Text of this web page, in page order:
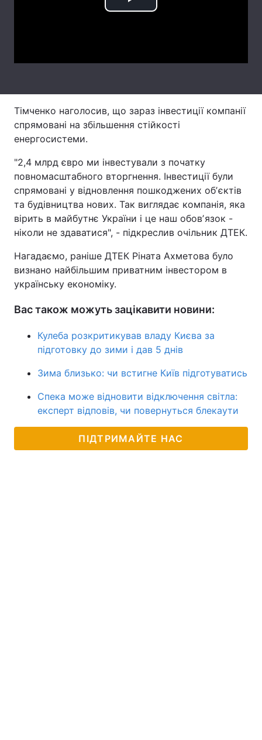
Статті
Послуги
Тема оформлення
Play
Тімченко наголосив, що зараз інвестиції компанії
спрямовані на збільшення стійкості
енергосистеми.
"2,4 млрд євро ми інвестували з початку
повномасштабного вторгнення. Інвестиції були
спрямовані у відновлення пошкоджених обʼєктів
та будівництва нових. Так виглядає компанія, яка
вірить в майбутнє України і це наш обовʼязок -
ніколи не здаватися", - підкреслив очільник ДТЕК.
Нагадаємо, раніше ДТЕК Ріната Ахметова було
визнано найбільшим приватним інвестором в
українську економіку.
Вас також можуть зацікавити новини:
Кулеба розкритикував владу Києва за
підготовку до зими і дав 5 днів
Зима близько: чи встигне Київ підготуватись
Спека може відновити відключення світла:
експерт відповів, чи повернуться блекаути
ПІДТРИМАЙТЕ НАС